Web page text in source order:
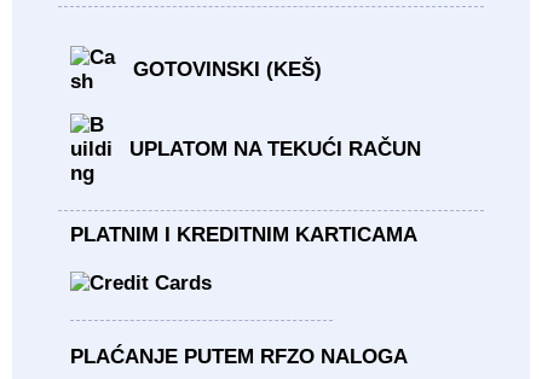
GOTOVINSKI (KEŠ)
UPLATOM NA TEKUĆI RAČUN
PLATNIM I KREDITNIM KARTICAMA
PLAĆANJE PUTEM RFZO NALOGA